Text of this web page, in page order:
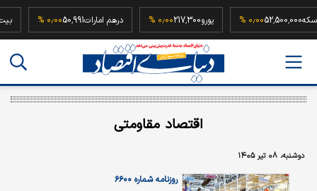
ربع سکه52,500,000 یورو217,300 درهم امارات50,991
اقتصاد مقاومتی
دوشنبه، ۰۸ تیر ۱۴۰۵
روزنامه شماره ۶۶۰۰